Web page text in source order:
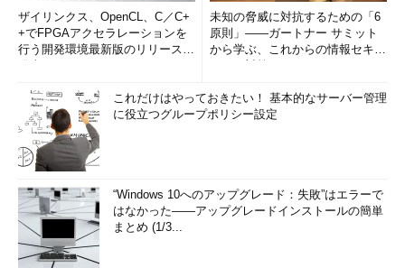
ザイリンクス、OpenCL、C／C+
+でFPGAアクセラレーションを
行う開発環境最新版のリリースを
未知の脅威に対抗するための「6
原則」――ガートナー サミット
から学ぶ、これからの情報セキュ
これだけはやっておきたい！ 基本的なサーバー管理
に役立つグループポリシー設定
“Windows 10へのアップグレード：失敗”はエラーで
はなかった――アップグレードインストールの簡単
まとめ (1/3...